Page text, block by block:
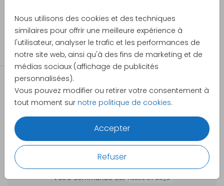
Nous utilisons des cookies et des techniques
similaires pour offrir une meilleure expérience à
l'utilisateur, analyser le trafic et les performances de
notre site web, ainsi qu'à des fins de marketing et de
médias sociaux (affichage de publicités
personnalisées).
Vous pouvez modifier ou retirer votre consentement à
tout moment sur notre politique de cookies.
Accepter
Refuser
souvenirs
Caractéristiques
du produit :
Boîte avec coins arrondis
et couvercle.
Dimensions :
13 cm
Impression :
Impression en couleur sur le
dessus du couvercle.
Impression en blanc ou en
dorure : non disponible
Made for Moments
Catégorie
Boîte souvenirs
DES CARTES À PERSONNALISER POUR TOUTES
VOS GRANDES OCCASIONS
Votre commande est